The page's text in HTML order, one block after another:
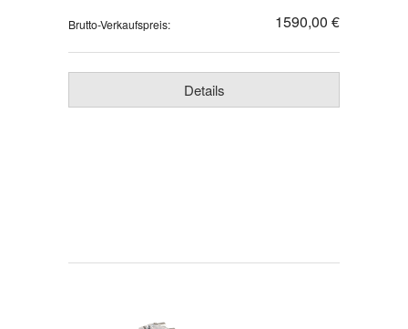
Brutto-Verkaufspreis: 1590,00 €
Details